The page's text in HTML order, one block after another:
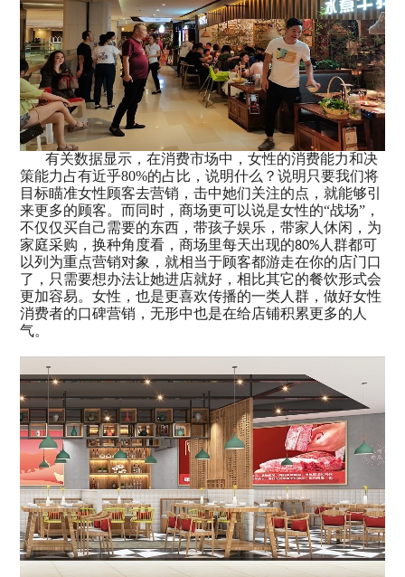
有关数据显示，在消费市场中，女性的消费能力和决
策能力占有近乎80%的占比，说明什么？说明只要我们将
目标瞄准女性顾客去营销，击中她们关注的点，就能够引
来更多的顾客。而同时，商场更可以说是女性的“战场”，
不仅仅买自己需要的东西，带孩子娱乐，带家人休闲，为
家庭采购，换种角度看，商场里每天出现的80%人群都可
以列为重点营销对象，就相当于顾客都游走在你的店门口
了，只需要想办法让她进店就好，相比其它的餐饮形式会
更加容易。女性，也是更喜欢传播的一类人群，做好女性
消费者的口碑营销，无形中也是在给店铺积累更多的人
气。